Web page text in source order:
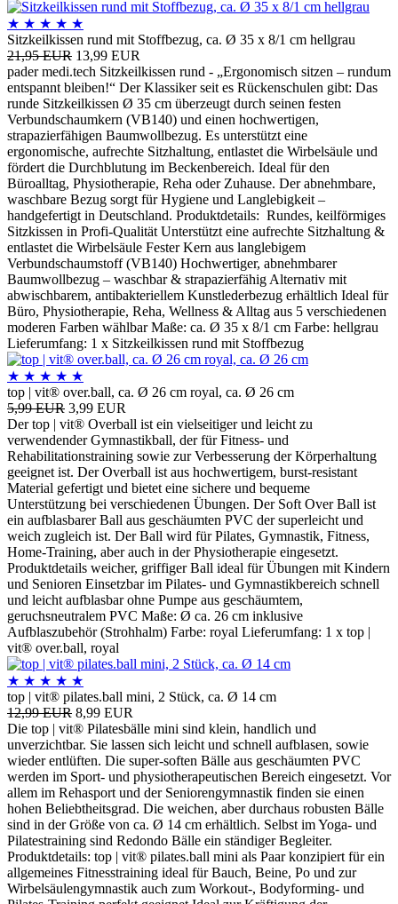
★ ★ ★ ★ ★
Sitzkeilkissen rund mit Stoffbezug, ca. Ø 35 x 8/1 cm hellgrau
21,95 EUR 13,99 EUR
pader medi.tech Sitzkeilkissen rund - „Ergonomisch sitzen – rundum
entspannt bleiben!“ Der Klassiker seit es Rückenschulen gibt: Das
runde Sitzkeilkissen Ø 35 cm überzeugt durch seinen festen
Verbundschaumkern (VB140) und einen hochwertigen,
strapazierfähigen Baumwollbezug. Es unterstützt eine
ergonomische, aufrechte Sitzhaltung, entlastet die Wirbelsäule und
fördert die Durchblutung im Beckenbereich. Ideal für den
Büroalltag, Physiotherapie, Reha oder Zuhause. Der abnehmbare,
waschbare Bezug sorgt für Hygiene und Langlebigkeit –
handgefertigt in Deutschland. Produktdetails: Rundes, keilförmiges
Sitzkissen in Profi-Qualität Unterstützt eine aufrechte Sitzhaltung &
entlastet die Wirbelsäule Fester Kern aus langlebigem
Verbundschaumstoff (VB140) Hochwertiger, abnehmbarer
Baumwollbezug – waschbar & strapazierfähig Alternativ mit
abwischbarem, antibakteriellem Kunstlederbezug erhältlich Ideal für
Büro, Physiotherapie, Reha, Wellness & Alltag aus 5 verschiedenen
moderen Farben wählbar Maße: ca. Ø 35 x 8/1 cm Farbe: hellgrau
Lieferumfang: 1 x Sitzkeilkissen rund mit Stoffbezug
★ ★ ★ ★ ★
top | vit® over.ball, ca. Ø 26 cm royal, ca. Ø 26 cm
5,99 EUR 3,99 EUR
Der top | vit® Overball ist ein vielseitiger und leicht zu
verwendender Gymnastikball, der für Fitness- und
Rehabilitationstraining sowie zur Verbesserung der Körperhaltung
geeignet ist. Der Overball ist aus hochwertigem, burst-resistant
Material gefertigt und bietet eine sichere und bequeme
Unterstützung bei verschiedenen Übungen. Der Soft Over Ball ist
ein aufblasbarer Ball aus geschäumten PVC der superleicht und
weich zugleich ist. Der Ball wird für Pilates, Gymnastik, Fitness,
Home-Training, aber auch in der Physiotherapie eingesetzt.
Produktdetails weicher, griffiger Ball ideal für Übungen mit Kindern
und Senioren Einsetzbar im Pilates- und Gymnastikbereich schnell
und leicht aufblasbar ohne Pumpe aus geschäumtem,
geruchsneutralem PVC Maße: Ø ca. 26 cm inklusive
Aufblaszubehör (Strohhalm) Farbe: royal Lieferumfang: 1 x top |
vit® over.ball, royal
★ ★ ★ ★ ★
top | vit® pilates.ball mini, 2 Stück, ca. Ø 14 cm
12,99 EUR 8,99 EUR
Die top | vit® Pilatesbälle mini sind klein, handlich und
unverzichtbar. Sie lassen sich leicht und schnell aufblasen, sowie
wieder entlüften. Die super-soften Bälle aus geschäumten PVC
werden im Sport- und physiotherapeutischen Bereich eingesetzt. Vor
allem im Rehasport und der Seniorengymnastik finden sie einen
hohen Beliebtheitsgrad. Die weichen, aber durchaus robusten Bälle
sind in der Größe von ca. Ø 14 cm erhältlich. Selbst im Yoga- und
Pilatestraining sind Redondo Bälle ein ständiger Begleiter.
Produktdetails: top | vit® pilates.ball mini als Paar konzipiert für ein
allgemeines Fitnesstraining ideal für Bauch, Beine, Po und zur
Wirbelsäulengymnastik auch zum Workout-, Bodyforming- und